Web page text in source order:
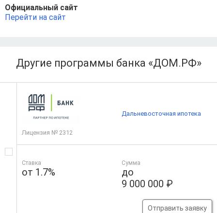
Официальный сайт
Перейти на сайт
Другие программы банка «ДОМ.РФ»
Лицензия № 2312
Ставка
от 1.7%
Сумма
до
9 000 000 ₽
Отправить заявку
Дальневосточная ипотека